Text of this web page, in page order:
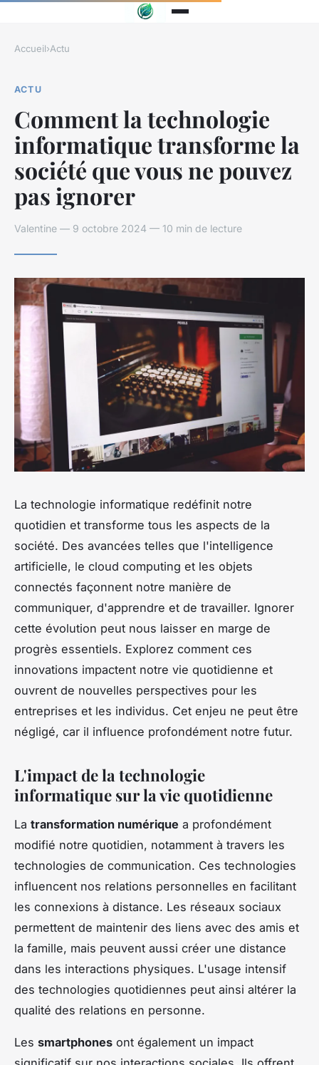
Accueil›Actu
ACTU
Comment la technologie
informatique transforme la
société que vous ne pouvez
pas ignorer
Valentine — 9 octobre 2024 — 10 min de lecture
La technologie informatique redéfinit notre
quotidien et transforme tous les aspects de la
société. Des avancées telles que l'intelligence
artificielle, le cloud computing et les objets
connectés façonnent notre manière de
communiquer, d'apprendre et de travailler. Ignorer
cette évolution peut nous laisser en marge de
progrès essentiels. Explorez comment ces
innovations impactent notre vie quotidienne et
ouvrent de nouvelles perspectives pour les
entreprises et les individus. Cet enjeu ne peut être
négligé, car il influence profondément notre futur.
L'impact de la technologie
informatique sur la vie quotidienne
La transformation numérique a profondément
modifié notre quotidien, notamment à travers les
technologies de communication. Ces technologies
influencent nos relations personnelles en facilitant
les connexions à distance. Les réseaux sociaux
permettent de maintenir des liens avec des amis et
la famille, mais peuvent aussi créer une distance
dans les interactions physiques. L'usage intensif
des technologies quotidiennes peut ainsi altérer la
qualité des relations en personne.
Les smartphones ont également un impact